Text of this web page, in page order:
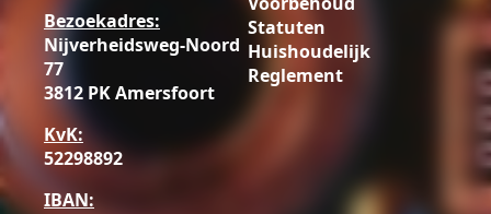
Bezoekadres:
Nijverheidsweg-Noord
77
3812 PK Amersfoort
KvK:
52298892
IBAN:
Statuten
Huishoudelijk
Reglement